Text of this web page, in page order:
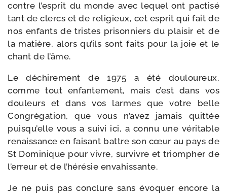
contre l’esprit du monde avec lequel ont pac­ti­sé
tant de clercs et de reli­gieux, cet esprit qui fait de
nos enfants de tristes pri­son­niers du plai­sir et de
la matière, alors qu’ils sont faits pour la joie et le
chant de l’âme.
Le déchi­re­ment de 1975 a été dou­lou­reux,
comme tout enfan­te­ment, mais c’est dans vos
dou­leurs et dans vos larmes que votre belle
Congrégation, que vous n’avez jamais quit­tée
puisqu’elle vous a sui­vi ici, a connu une véri­table
renais­sance en fai­sant battre son cœur au pays de
St Dominique pour vivre, sur­vivre et triom­pher de
l’erreur et de l’hérésie envahissante.
Je ne puis pas conclure sans évo­quer encore la